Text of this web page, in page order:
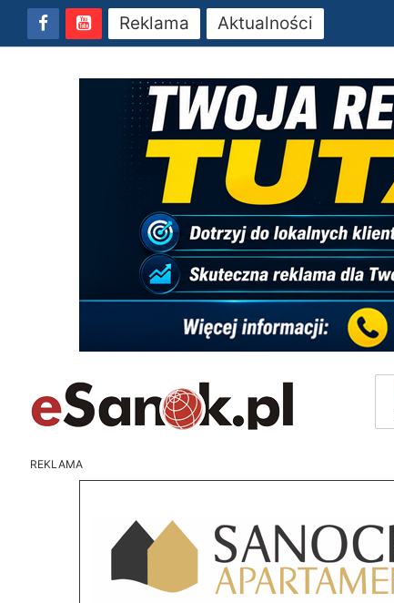
Reklama Aktualności
REKLAMA